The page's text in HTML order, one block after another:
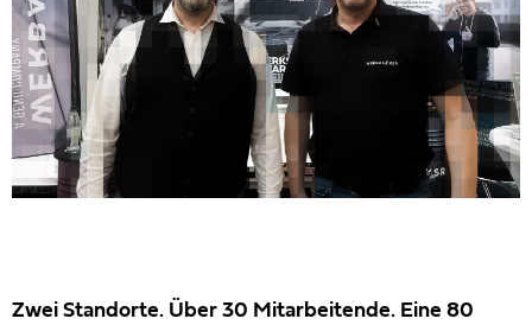
Zwei Standorte. Über 30 Mitarbeitende. Eine 80